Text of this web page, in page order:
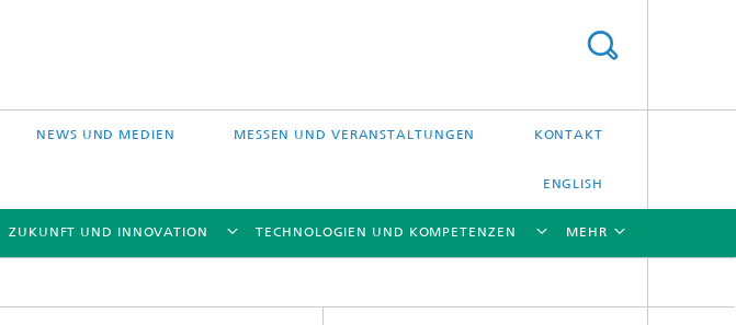
NEWS UND MEDIEN MESSEN UND VERANSTALTUNGEN KONTAKT
ENGLISH
ZUKUNFT UND INNOVATION TECHNOLOGIEN UND KOMPETENZEN MEHR